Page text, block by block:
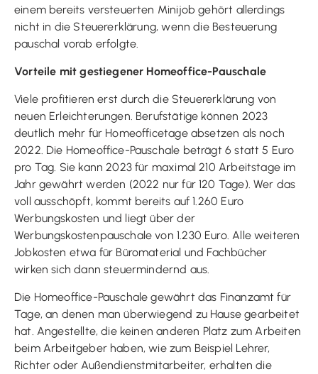
einem bereits versteuerten Minijob gehört allerdings
nicht in die Steuererklärung, wenn die Besteuerung
pauschal vorab erfolgte.
Vorteile mit gestiegener Homeoffice-Pauschale
Viele profitieren erst durch die Steuererklärung von
neuen Erleichterungen. Berufstätige können 2023
deutlich mehr für Homeofficetage absetzen als noch
2022. Die Homeoffice-Pauschale beträgt 6 statt 5 Euro
pro Tag. Sie kann 2023 für maximal 210 Arbeitstage im
Jahr gewährt werden (2022 nur für 120 Tage). Wer das
voll ausschöpft, kommt bereits auf 1.260 Euro
Werbungskosten und liegt über der
Werbungskostenpauschale von 1.230 Euro. Alle weiteren
Jobkosten etwa für Büromaterial und Fachbücher
wirken sich dann steuermindernd aus.
Die Homeoffice-Pauschale gewährt das Finanzamt für
Tage, an denen man überwiegend zu Hause gearbeitet
hat. Angestellte, die keinen anderen Platz zum Arbeiten
beim Arbeitgeber haben, wie zum Beispiel Lehrer,
Richter oder Außendienstmitarbeiter, erhalten die